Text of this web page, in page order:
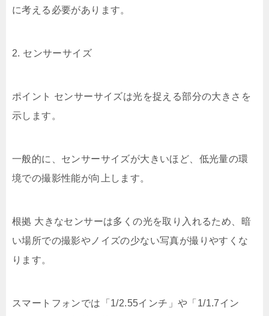
に考える必要があります。
2. センサーサイズ
ポイント センサーサイズは光を捉える部分の大きさを
示します。
一般的に、センサーサイズが大きいほど、低光量の環
境での撮影性能が向上します。
根拠 大きなセンサーは多くの光を取り入れるため、暗
い場所での撮影やノイズの少ない写真が撮りやすくな
ります。
スマートフォンでは「1/2.55インチ」や「1/1.7イン